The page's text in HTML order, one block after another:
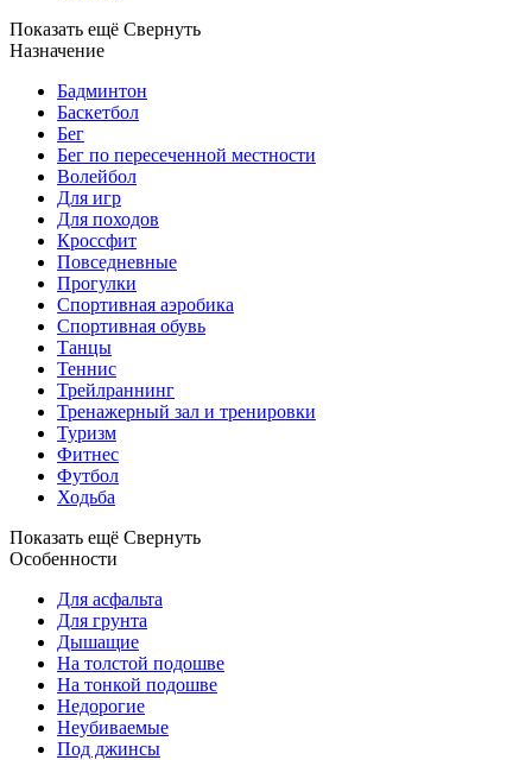
Показать ещё Свернуть
Назначение
Бадминтон
Баскетбол
Бег
Бег по пересеченной местности
Волейбол
Для игр
Для походов
Кроссфит
Повседневные
Прогулки
Спортивная аэробика
Спортивная обувь
Танцы
Теннис
Трейлраннинг
Тренажерный зал и тренировки
Туризм
Фитнес
Футбол
Ходьба
Показать ещё Свернуть
Особенности
Для асфальта
Для грунта
Дышащие
На толстой подошве
На тонкой подошве
Недорогие
Неубиваемые
Под джинсы